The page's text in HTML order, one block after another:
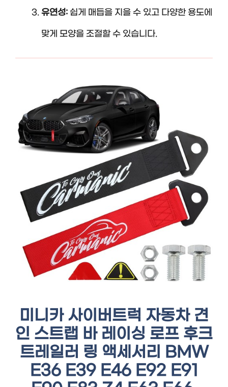
유연성: 쉽게 매듭을 지을 수 있고 다양한 용도에
맞게 모양을 조절할 수 있습니다.
미니카 사이버트럭 자동차 견
인 스트랩 바 레이싱 로프 후크
트레일러 링 액세서리 BMW
E36 E39 E46 E92 E91